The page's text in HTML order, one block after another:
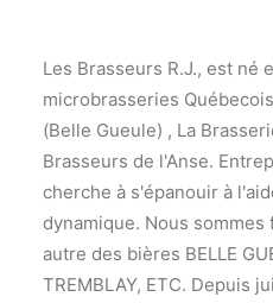
Les Brasseurs R.J., est né
microbrasseries
(Belle Gueule) , La
Brasseurs de l'Anse.
cherche à s'épanouir à
dynamique. Nous
autre des bières BELLE
TREMBLAY, ETC. Depuis